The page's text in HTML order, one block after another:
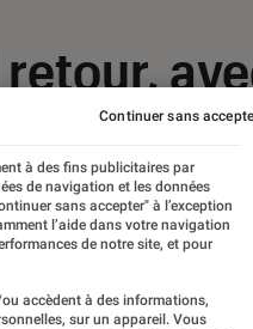
Les plus
à des fins publicitaires par
de navigation et les données
sans accepter" à l’exception
l’aide dans votre navigation
de notre site, et pour
accèdent à des informations,
sur un appareil. Vous
Continuer sans